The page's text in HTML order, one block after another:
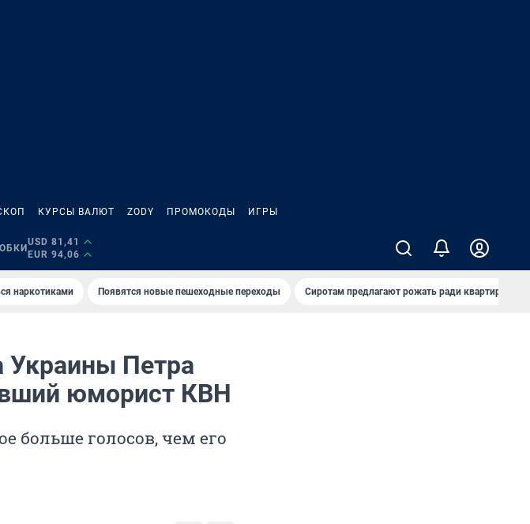
КУРСЫ ВАЛЮТ ZODY ПРОМОКОДЫ ИГРЫ
USD 81,41
EUR 94,06
наркотиками Появятся новые пешеходные переходы Сиротам предлагают рожать ради квартиры
Украины Петра
юморист КВН
больше голосов, чем его